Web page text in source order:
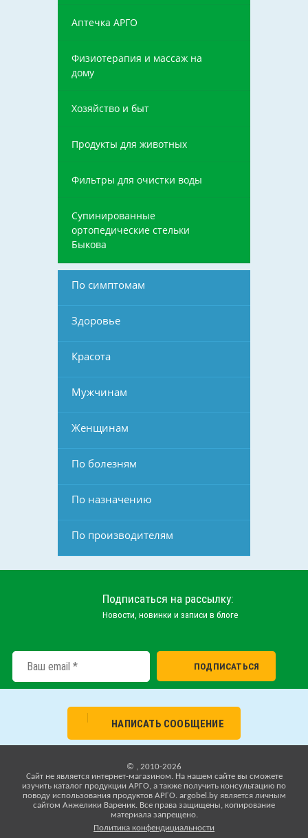
Аптечка АРГО
Физиотерапия и массаж на
дому
Хозяйство и быт
Продукты для животных
Фильтры для очистки воды
Супинированные
ортопедические стельки
Быкова
По симптомам
Здоровье
Красота
Мужчинам
Женщинам
По болезням
По назначению
По производителям
Подписаться на рассылку:
Новости, новинки и записи в блоге
НАПИСАТЬ СООБЩЕНИЕ
© , 2010-2026
Cайт не является интернет-магазином. На нашем сайте вы сможете
изучить каталог продукции АРГО, а также получить консультацию по
поводу использования продуктов АРГО. argobel.by является личным
сайтом Анжелики Вареник. Все права защищены, копирование
материала запрещено.
Политика конфендициальности